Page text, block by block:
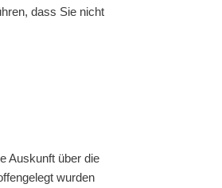
dass Sie nicht
Auskunft über die
wurden